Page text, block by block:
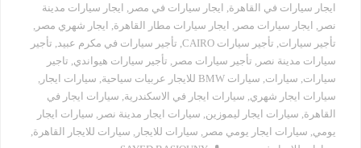
ايجار سيارات في القاهرة, ايجار سيارات في مصر , ايجار سيارات مدينة
نصر , ايجار سيارات مصر , ايجار سيارات مطار القاهرة, ايجار شهري مصر ,
تأجير سيارات, تأجير سيارات CAIRO , تأجير سيارات في مكرم عبيد, تأجير
سيارات مدينة نصر , تأجير سيارات مصر , تأجير سيارات هيواندي, تاجير
سيارات, سيارات, سيارات BMW للايجار عربيات سياحية , سيارات ايجار ,
سيارات ايجار شهري, سيارات ايجار في الاسكندرية, سيارات ايجار في
القاهرة, سيارات ايجار ليموزين, سيارات ايجار مدينة نصر , سيارات ايجار
يومي, سيارات ايجار يومي مصر , سيارات للايجار , سيارات للايجار القاهرة,